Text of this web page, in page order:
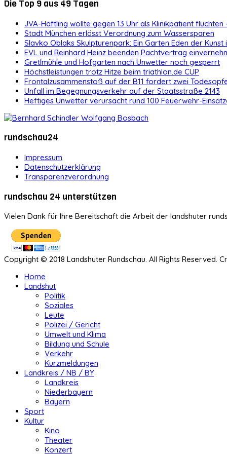
Die Top 9 aus 49 Tagen
JVA-Häftling wollte gegen 13 Uhr als Klinikpatient flüchten
Stadt München erlässt Verordnung zum Wassersparen
Slavko Oblaks Skulpturenpark: Ein Garten Eden der
EVL und Reinhard Heinz beenden Pachtvertrag
Gretlmühle und Hofgarten nach Unwetter noch gesperrt
Höchstleistungen trotz Hitze beim triathlon.de CUP
Frontalzusammenstoß auf der B11 fordert zwei
Unfall im Begegnungsverkehr auf der Staatsstraße 2143
Heftiges Unwetter verursacht rund 100 Feuerwehr-
rundschau24
Impressum
Datenschutzerklärung
Transparenzverordnung
rundschau 24 unterstützen
Vielen Dank für Ihre Bereitschaft die Arbeit der landshuter
Copyright © 2018 Landshuter Rundschau. All Rights Reserved.
Home
Landshut
Politik
Soziales
Leute
Polizei / Gericht
Umwelt und Klima
Bildung und Schule
Verkehr
Kurzmeldungen
Landkreis / NB / BY
Landkreis
Niederbayern
Bayern
Sport
Kultur
Kino
Theater
Konzert